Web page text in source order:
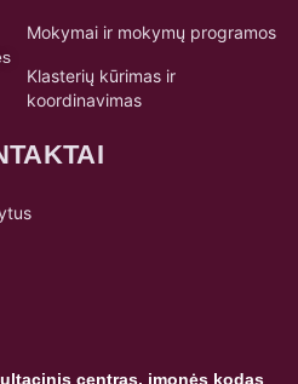
Mokymai ir mokymų programos
Klasterių kūrimas ir
koordinavimas
centras, įmonės kodas